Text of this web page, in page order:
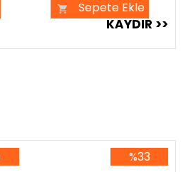
Sepete Ekle
%33